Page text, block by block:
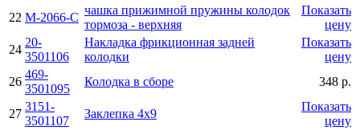
22 М-2066-С
чашка прижимной пружины колодок
тормоза - верхняя
Показать
цену
24
20-
3501106
Накладка фрикционная задней
колодки
Показать
цену
26
469-
3501095
Колодка в сборе 348 р.
27
3151-
3501107
Заклепка 4х9
Показать
цену